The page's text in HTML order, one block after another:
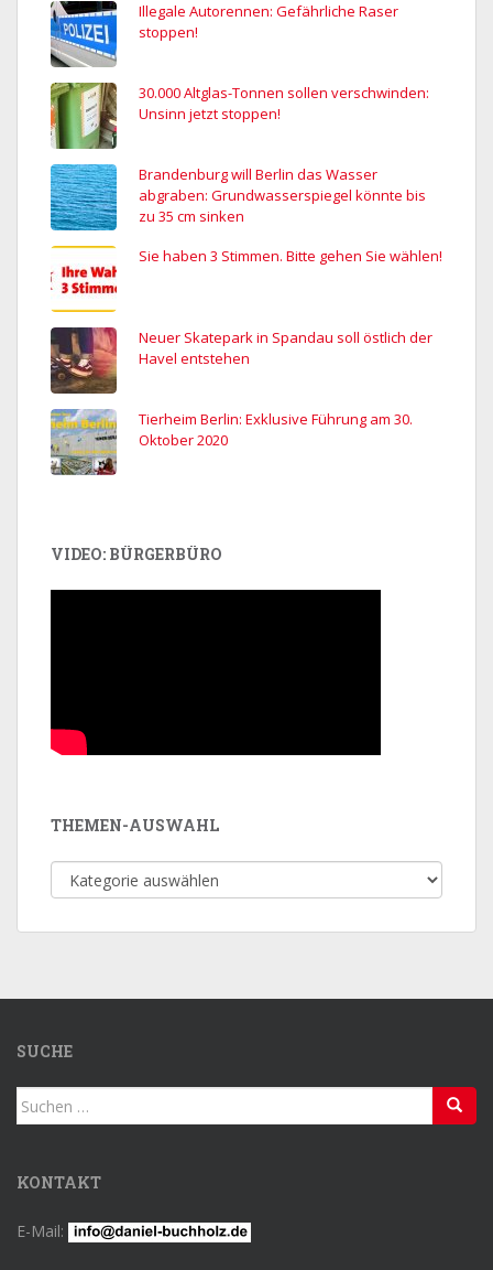
Illegale Autorennen: Gefährliche Raser
stoppen!
30.000 Altglas-Tonnen sollen verschwinden:
Unsinn jetzt stoppen!
Brandenburg will Berlin das Wasser
abgraben: Grundwasserspiegel könnte bis
zu 35 cm sinken
Sie haben 3 Stimmen. Bitte gehen Sie wählen!
Neuer Skatepark in Spandau soll östlich der
Havel entstehen
Tierheim Berlin: Exklusive Führung am 30.
Oktober 2020
VIDEO: BÜRGERBÜRO
THEMEN-AUSWAHL
Themen-
Auswahl
SUCHE
Suchen
nach:
KONTAKT
E-Mail: